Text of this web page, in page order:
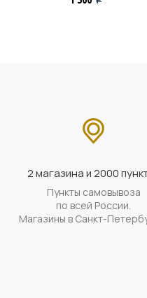
2 магазина и 2000
Пункты самовывоза
по всей России.
Магазины в Санкт-